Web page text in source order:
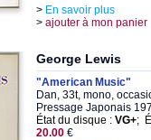
> En savoir plus
> ajouter à mon panier
George Lewis
"American Music"
Dan, 33t, mono,
Pressage Japonais
État du disque : VG+;
20.00 €